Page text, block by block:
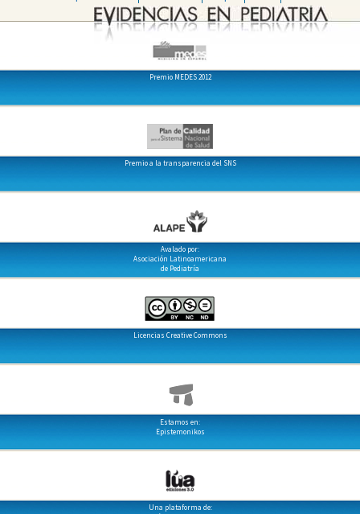
Premio MEDES 2012
Premio a la transparencia del SNS
Avalado por:
Asociación Latinoamericana
de Pediatría
Licencias Creative Commons
Estamos en:
Epistemonikos
Una plataforma de: